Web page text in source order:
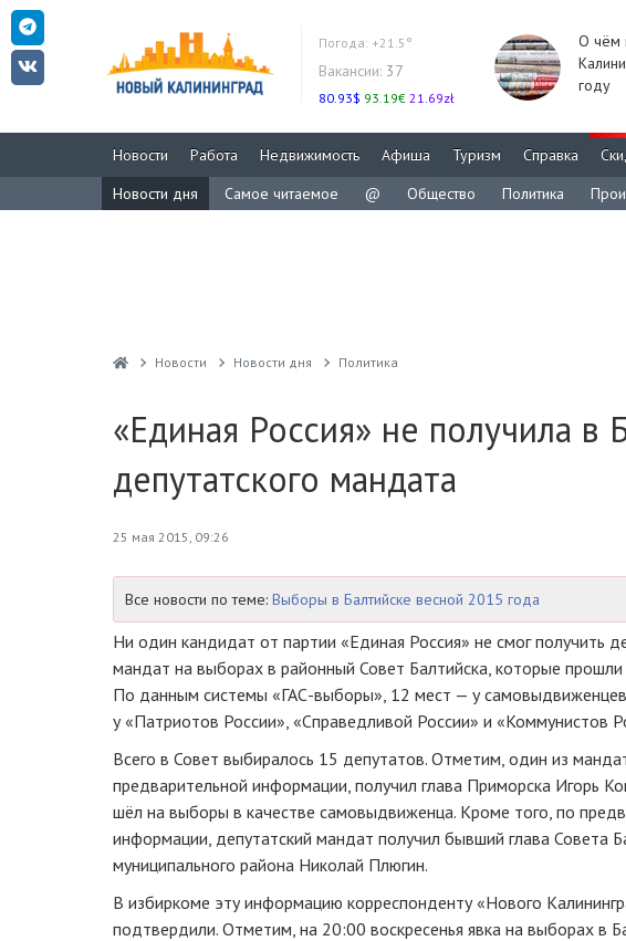
Погода: +21.5°
Вакансии: 37
80.93$ 93.19€ 21.69zł
О чём
году
Новости Работа Недвижимость Афиша Туризм Справка
Новости дня
Самое читаемое @ Общество Политика
Новости Новости дня Политика
«Единая Россия» не получила в
депутатского мандата
25 мая 2015, 09:26
Все новости по теме: Выборы в Балтийске весной 2015 года
Ни один кандидат от партии «Единая Россия» не смог получить
мандат на выборах в районный Совет Балтийска, которые прошли
По данным системы «ГАС-выборы», 12 мест — у
у «Патриотов России», «Справедливой России» и «Коммунистов
Всего в Совет выбиралось 15 депутатов. Отметим, один из
предварительной информации, получил глава Приморска Игорь
шёл на выборы в качестве самовыдвиженца. Кроме того, по
информации, депутатский мандат получил бывший глава Совета
муниципального района Николай Плюгин.
В избиркоме эту информацию корреспонденту «Нового
подтвердили. Отметим, на 20:00 воскресенья явка на выборах в